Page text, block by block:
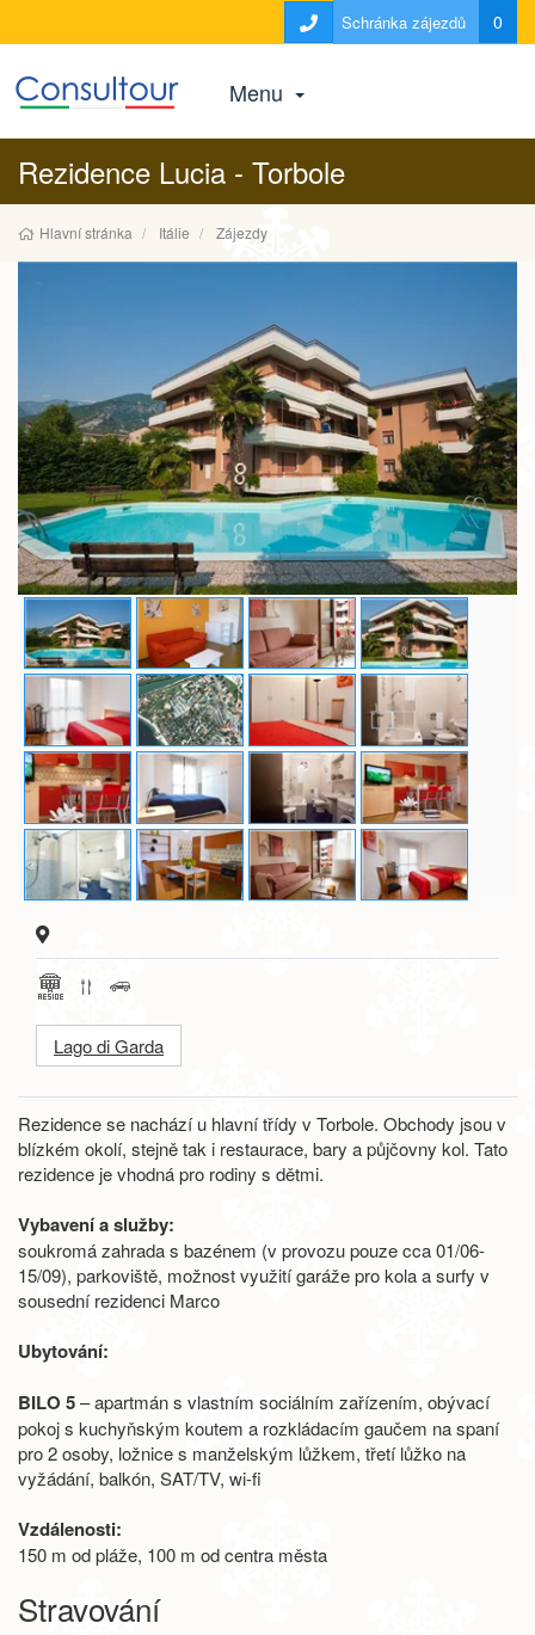
Schránka zájezdů 0
Menu
Rezidence Lucia - Torbole
Hlavní stránka Itálie Zájezdy
Lago di Garda
Rezidence se nachází u hlavní třídy v Torbole. Obchody jsou v
blízkém okolí, stejně tak i restaurace, bary a půjčovny kol. Tato
rezidence je vhodná pro rodiny s dětmi.
Vybavení a služby:
soukromá zahrada s bazénem (v provozu pouze cca 01/06-
15/09), parkoviště, možnost využití garáže pro kola a surfy v
sousední rezidenci Marco
Ubytování:
BILO 5– apartmán s vlastním sociálním zařízením, obývací
pokoj s kuchyňským koutem a rozkládacím gaučem na spaní
pro 2 osoby, ložnice s manželským lůžkem, třetí lůžko na
vyžádání, balkón, SAT/TV, wi-fi
Vzdálenosti:
150 m od pláže, 100 m od centra města
Stravování